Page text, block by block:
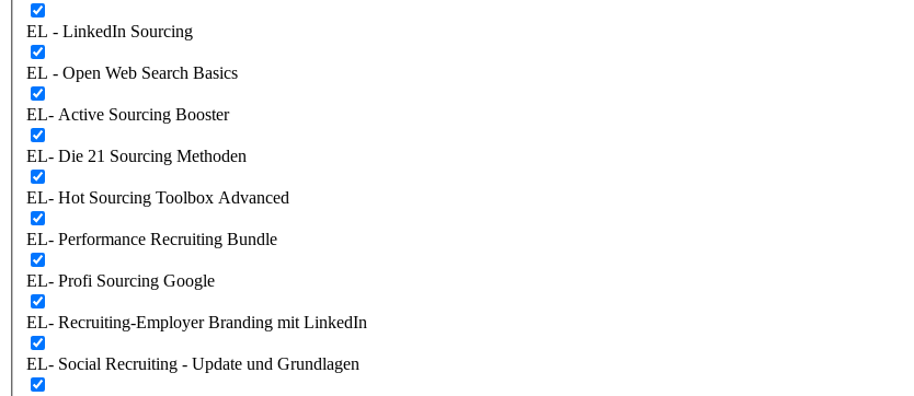
EL - LinkedIn Sourcing
EL - Open Web Search Basics
EL- Active Sourcing Booster
EL- Die 21 Sourcing Methoden
EL- Hot Sourcing Toolbox Advanced
EL- Performance Recruiting Bundle
EL- Profi Sourcing Google
EL- Recruiting-Employer Branding mit LinkedIn
EL- Social Recruiting - Update und Grundlagen